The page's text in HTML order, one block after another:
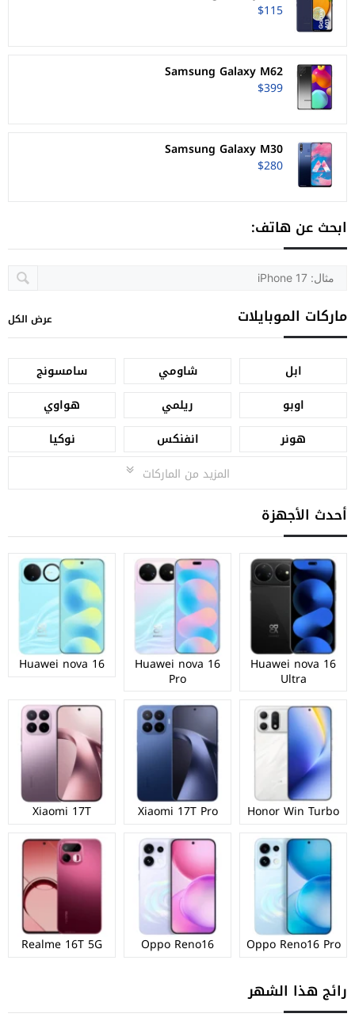
$115
Samsung Galaxy M62
$399
Samsung Galaxy M30
$280
ابحث عن هاتف:
ماركات الموبايلات عرض الكل
ابل شاومي
سامسونج
اوبو
ريلمي
هواوي
هونر
انفنكس
نوكيا
المزيد من الماركات
أحدث الأجهزة
Huawei nova 16
Ultra
Huawei nova 16
Pro
Huawei nova 16
Honor Win Turbo
Xiaomi 17T Pro
Xiaomi 17T
Oppo Reno16 Pro
Oppo Reno16
Realme 16T 5G
رائج هذا الشهر